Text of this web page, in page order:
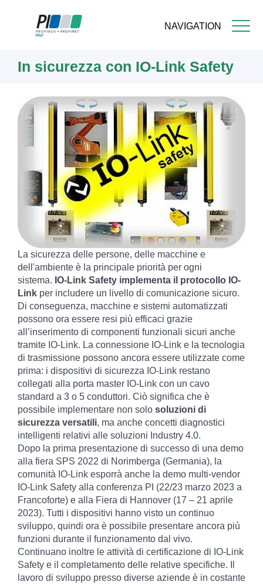
NAVIGATION
In sicurezza con IO-Link Safety
La sicurezza delle persone, delle macchine e
dell'ambiente è la principale priorità per ogni
sistema. IO-Link Safety implementa il protocollo IO-
Link per includere un livello di comunicazione sicuro.
Di conseguenza, macchine e sistemi automatizzati
possono ora essere resi più efficaci grazie
all’inserimento di componenti funzionali sicuri anche
tramite IO-Link. La connessione IO-Link e la tecnologia
di trasmissione possono ancora essere utilizzate come
prima: i dispositivi di sicurezza IO-Link restano
collegati alla porta master IO-Link con un cavo
standard a 3 o 5 conduttori. Ciò significa che è
possibile implementare non solo soluzioni di
sicurezza versatili, ma anche concetti diagnostici
intelligenti relativi alle soluzioni Industry 4.0.
Dopo la prima presentazione di successo di una demo
alla fiera SPS 2022 di Norimberga (Germania), la
comunità IO-Link esporrà anche la demo multi-vendor
IO-Link Safety alla conferenza PI (22/23 marzo 2023 a
Francoforte) e alla Fiera di Hannover (17 – 21 aprile
2023). Tutti i dispositivi hanno visto un continuo
sviluppo, quindi ora è possibile presentare ancora più
funzioni durante il funzionamento dal vivo.
Continuano inoltre le attività di certificazione di IO-Link
Safety e il completamento delle relative specifiche. Il
lavoro di sviluppo presso diverse aziende è in costante